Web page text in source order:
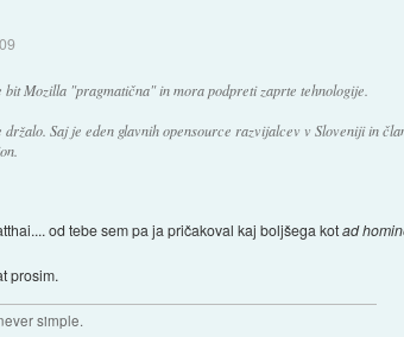
Mozilla "pragmatična" in mora podpreti zaprte tehnologije.
Saj je eden glavnih opensource razvijalcev v Sloveniji in
od tebe sem pa ja pričakoval kaj boljšega kotad
prosim.
simple.